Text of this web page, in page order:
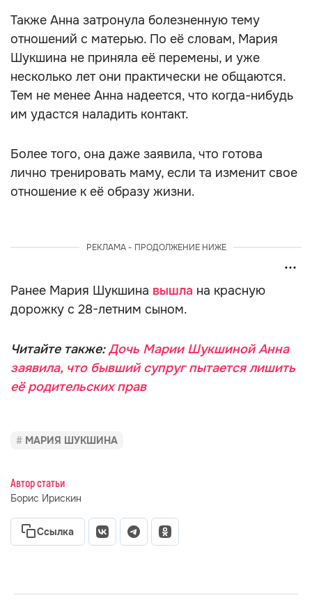
Также Анна затронула болезненную тему
отношений с матерью. По её словам, Мария
Шукшина не приняла её перемены, и уже
несколько лет они практически не общаются.
Тем не менее Анна надеется, что когда-нибудь
им удастся наладить контакт.
Более того, она даже заявила, что готова
лично тренировать маму, если та изменит свое
отношение к её образу жизни.
РЕКЛАМА - ПРОДОЛЖЕНИЕ НИЖЕ
Ранее Мария Шукшина вышла на красную
дорожку с 28-летним сыном.
Читайте также:Дочь Марии Шукшиной Анна
заявила, что бывший супруг пытается лишить
её родительских прав
МАРИЯ ШУКШИНА
Автор статьи
Борис Ирискин
Ссылка